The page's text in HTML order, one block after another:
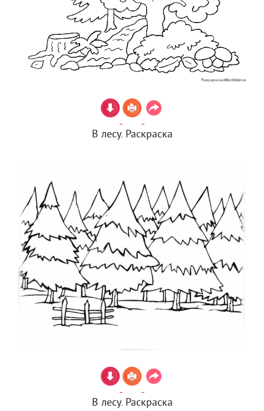
В лесу. Раскраска
В лесу. Раскраска